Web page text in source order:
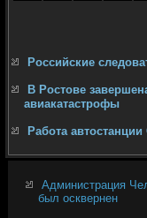
Российские
В Ростове
авиакатастрофы
Работа
Администрация
был осквернен